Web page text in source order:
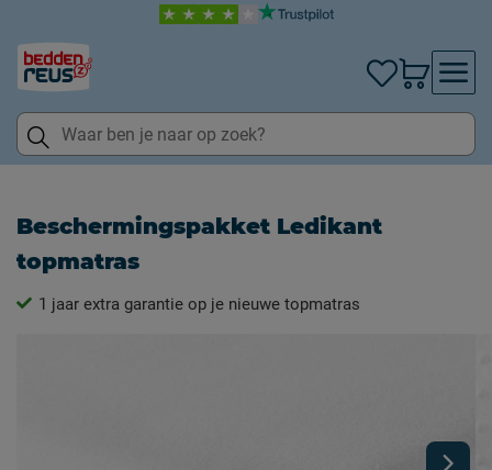
Beschermingspakket Ledikant
topmatras
1 jaar extra garantie op je nieuwe topmatras